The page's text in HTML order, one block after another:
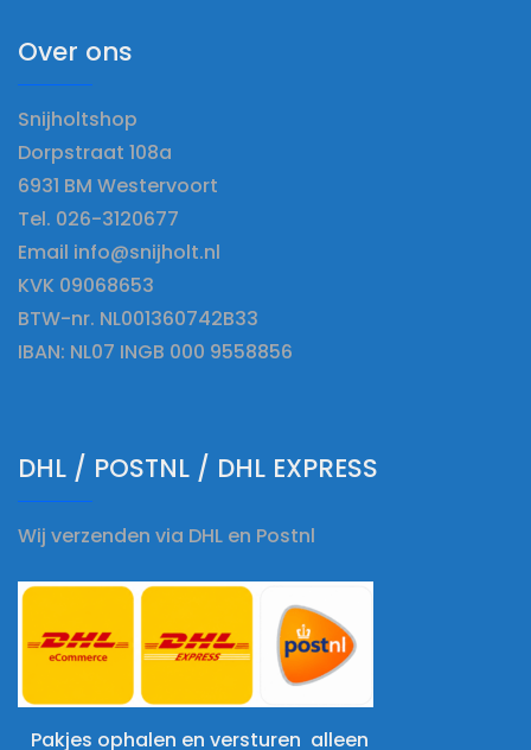
Over ons
Snijholtshop
Dorpstraat 108a
6931 BM Westervoort
Tel. 026-3120677
Email info@snijholt.nl
KVK 09068653
BTW-nr. NL001360742B33
IBAN: NL07 INGB 000 9558856
DHL / POSTNL / DHL EXPRESS
Wij verzenden via DHL en Postnl
Pakjes ophalen en versturen alleen